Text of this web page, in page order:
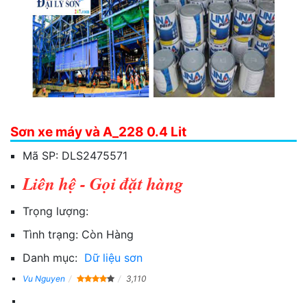
Sơn xe máy và A_228 0.4 Lit
Mã SP: DLS2475571
Liên hệ - Gọi đặt hàng
Trọng lượng:
Tình trạng: Còn Hàng
Danh mục: Dữ liệu sơn
Vu Nguyen 3,110